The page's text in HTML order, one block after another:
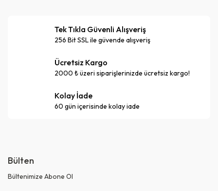
Tek Tıkla Güvenli Alışveriş
256 Bit SSL ile güvende alışveriş
Ücretsiz Kargo
2000 ₺ üzeri siparişlerinizde ücretsiz kargo!
Kolay İade
60 gün içerisinde kolay iade
Bülten
Bültenimize Abone Ol